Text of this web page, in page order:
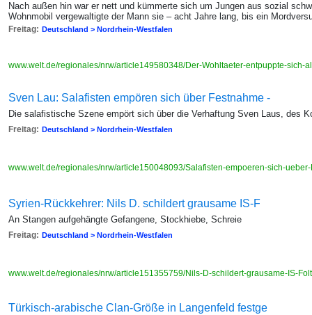
Nach außen hin war er nett und kümmerte sich um Jungen aus sozial
Wohnmobil vergewaltigte der Mann sie – acht Jahre lang, bis ein
Freitag: Deutschland > Nordrhein-Westfalen
www.welt.de/regionales/nrw/article149580348/Der-Wohltaeter-entpuppte-sich-
Sven Lau: Salafisten empören sich über Festnahme -
Die salafistische Szene empört sich über die Verhaftung Sven Laus, des
Freitag: Deutschland > Nordrhein-Westfalen
www.welt.de/regionales/nrw/article150048093/Salafisten-empoeren-sich-
Syrien-Rückkehrer: Nils D. schildert grausame IS-F
An Stangen aufgehängte Gefangene, Stockhiebe, Schreie
Freitag: Deutschland > Nordrhein-Westfalen
www.welt.de/regionales/nrw/article151355759/Nils-D-schildert-grausame-IS-
Türkisch-arabische Clan-Größe in Langenfeld festge